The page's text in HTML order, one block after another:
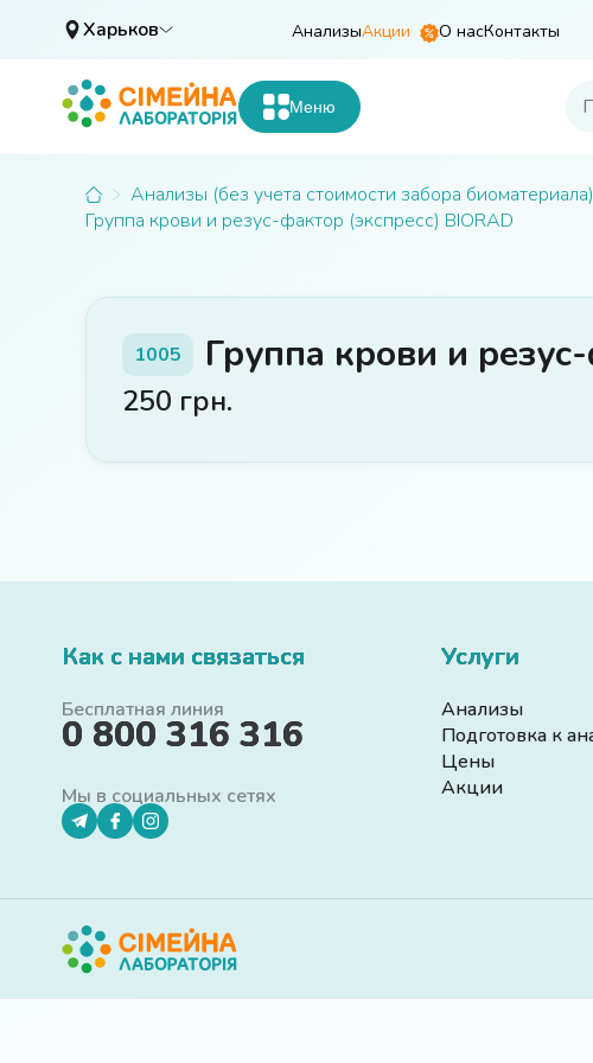
Харьков АнализыАкции О насКонтакты
Меню
Анализы (без учета стоимости забора биоматериала)
Группа крови и резус-фактор (экспресс) BIORAD
1005 Группа крови и
250 грн.
Как с нами связаться
Бесплатная линия
0 800 316 316
Мы в социальных сетях
Услуги
Анализы
Подготовка к
Цены
Акции